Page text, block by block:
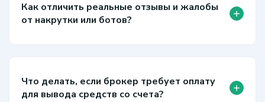
Как отличить реальные отзывы и жалобы
от накрутки или ботов?
+
Что делать, если брокер требует оплату
для вывода средств со счета?
+